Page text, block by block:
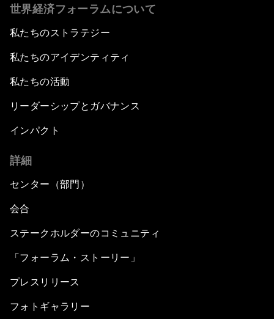
世界経済フォーラムについて
私たちのストラテジー
私たちのアイデンティティ
私たちの活動
リーダーシップとガバナンス
インパクト
詳細
センター（部門）
会合
ステークホルダーのコミュニティ
「フォーラム・ストーリー」
プレスリリース
フォトギャラリー